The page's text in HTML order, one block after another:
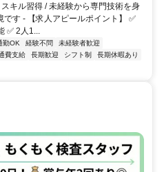
キル習得 / 未経験から専門技術を身
す - 【求人アピールポイント】 ✅
✅ 2人1...
勤OK 経験不問
未経験者歓迎
費支給 長期歓迎 シフト制
長期休暇あり